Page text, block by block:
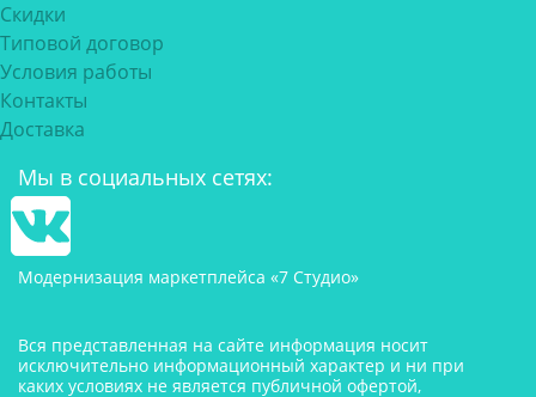
Скидки
Типовой договор
Условия работы
Контакты
Доставка
Мы в социальных сетях:
Модернизация маркетплейса «7 Студио»
Вся представленная на сайте информация носит
исключительно информационный характер и ни при
каких условиях не является публичной офертой,